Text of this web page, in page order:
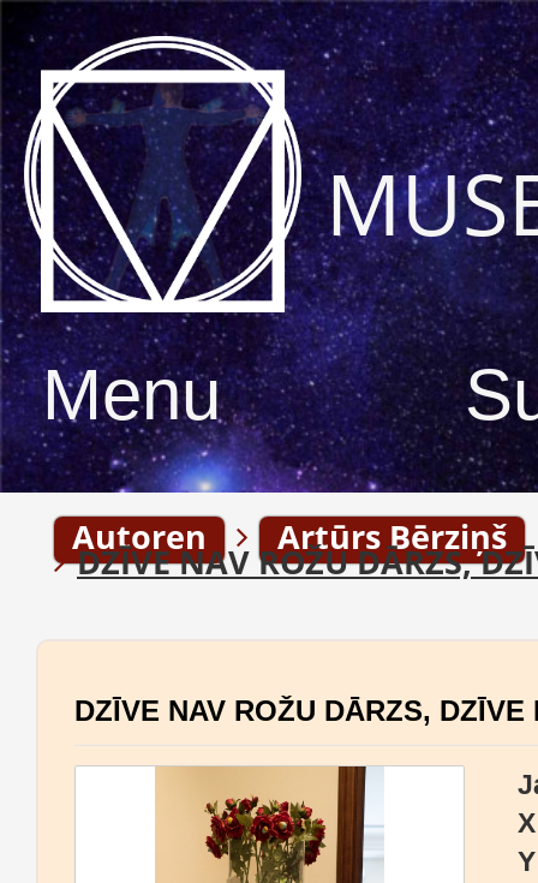
Menu
Autoren Artūrs Bērziņš
DZĪVE NAV ROŽU DĀRZS,
DZĪVE NAV ROŽU DĀRZS,